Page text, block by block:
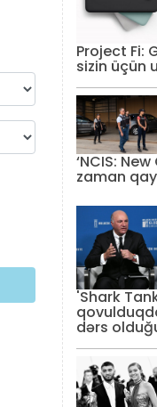
Project Fi:
sizin üçün
‘NCIS:
zaman
'Shark
dərs